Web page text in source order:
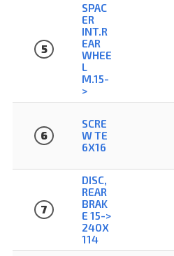
5
SPAC
ER
INT.R
EAR
WHEE
L
M.15-
>
6
SCRE
W TE
6X16
7
DISC,
REAR
BRAK
E 15->
240X
114